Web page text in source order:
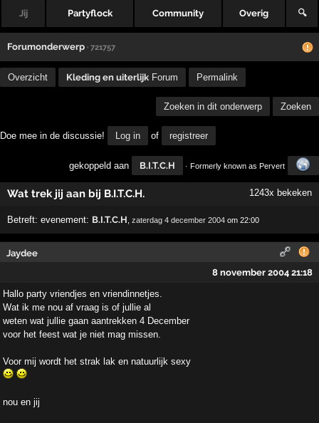
Jij Partyflock Community Overig 🔍
Forumonderwerp · 721757
Overzicht Kleding en uiterlijk Forum Permalink
Zoeken in dit onderwerp Zoeken
Doe mee in de discussie! Log in of registreer
gekoppeld aan B.I.T.C.H · Formerly known as Pervert
Wat trek jij aan bij B.I.T.C.H. 1243x bekeken
Betreft:evenement: B.I.T.C.H ,zaterdag 4 december 2004 om 22:00
Jaydee
8 november 2004 21:18
Hallo party vriendjes en vriendinnetjes.
Wat ik me nou af vraag is of jullie al
weten wat jullie gaan aantrekken 4 December
voor het feest wat je niet mag missen.
Voor mij wordt het strak lak en natuurlijk sexy
nou en jij